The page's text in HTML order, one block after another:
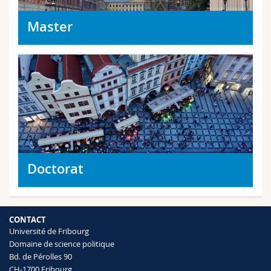
Master
Doctorat
CONTACT
Université de Fribourg
Domaine de science politique
Bd. de Pérolles 90